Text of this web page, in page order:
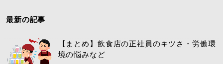
最新の記事
【まとめ】飲食店の正社員のキツさ・労働環
境の悩みなど